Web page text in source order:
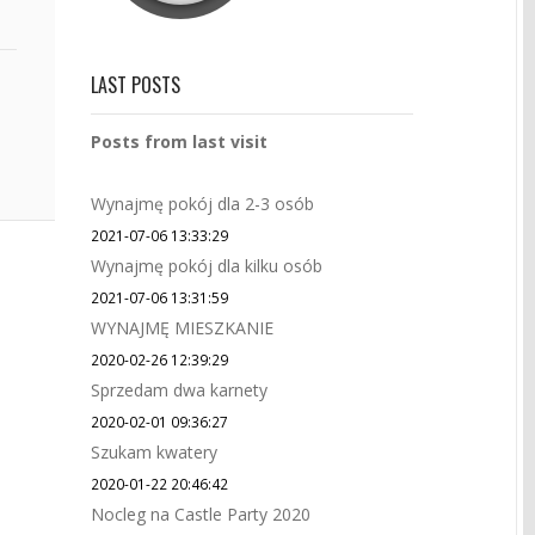
LAST POSTS
Posts from last visit
Wynajmę pokój dla 2-3 osób
2021-07-06 13:33:29
Wynajmę pokój dla kilku osób
2021-07-06 13:31:59
WYNAJMĘ MIESZKANIE
2020-02-26 12:39:29
Sprzedam dwa karnety
2020-02-01 09:36:27
Szukam kwatery
2020-01-22 20:46:42
Nocleg na Castle Party 2020